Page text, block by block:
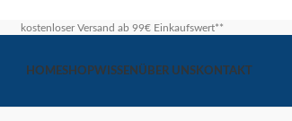
kostenloser Versand ab 99€ Einkaufswert**
HOMESHOPWISSEN ÜBER UNSKONTAKT